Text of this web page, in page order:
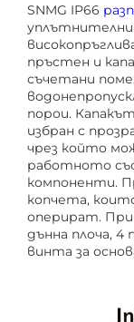
SNMG IP66
пръстен и
съчетани
порои.
избран с
чрез който
работното
компоненти.
копчета,
оперират. При
дънна плоча, 4
винта за